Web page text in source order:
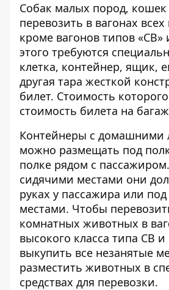
Собак малых пород,
перевозить в вагонах
кроме вагонов типов «СВ»
этого требуются
клетка, контейнер, ящик,
другая тара жесткой
билет. Стоимость
стоимость билета на
Контейнеры с
можно размещать под
полке рядом с
сидячими местами они
руках у пассажира или
местами. Чтобы
комнатных животных в
высокого класса типа СВ
выкупить все незанятые
разместить животных в
средствах для перевозки.